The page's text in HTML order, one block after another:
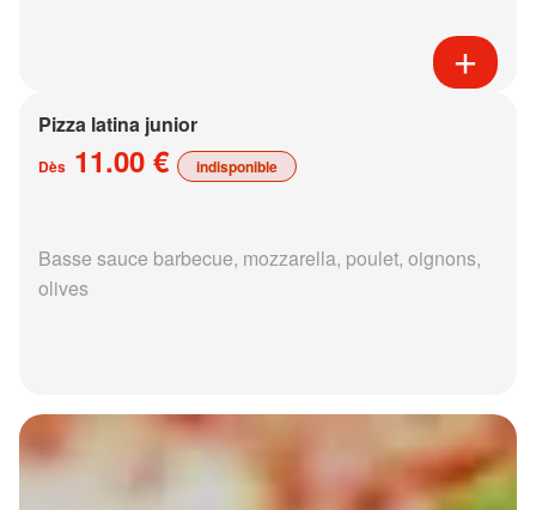
Pizza latina junior
Dès 11.00 € indisponible
Basse sauce barbecue, mozzarella, poulet, oignons,
olives